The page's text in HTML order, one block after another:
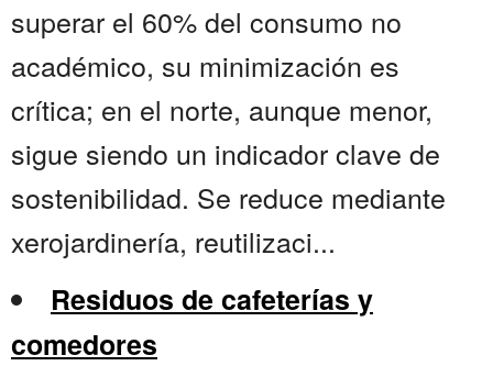
superar el 60% del consumo no
académico, su minimización es
crítica; en el norte, aunque menor,
sigue siendo un indicador clave de
sostenibilidad. Se reduce mediante
xerojardinería, reutilizaci...
Residuos de cafeterías y
comedores